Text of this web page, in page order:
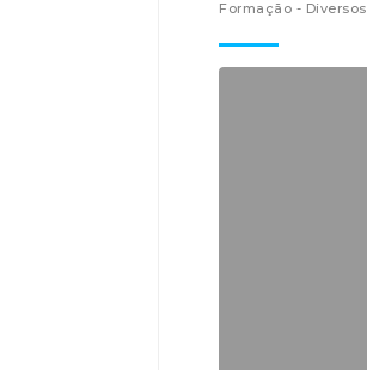
Formação - Diversos